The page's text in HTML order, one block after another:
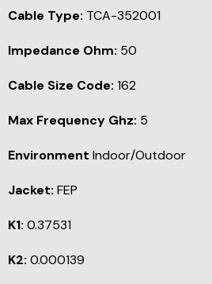
Cable Type: TCA-352001
Impedance Ohm: 50
Cable Size Code: 162
Max Frequency Ghz: 5
Environment Indoor/Outdoor
Jacket: FEP
K1: 0.37531
K2: 0.000139